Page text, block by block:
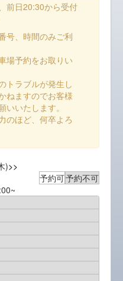
前日20:30から受付
号、時間のみご利
場予約をお取りい
トラブルが発生し
ねますのでお客様
いたします。
のほど、何卒よろ
)>>
予約可予約不可